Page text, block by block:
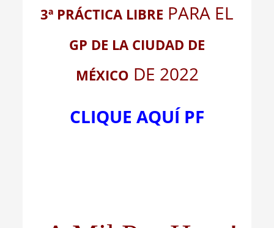
3ª PRÁCTICA LIBRE PARA EL
GP DE LA CIUDAD DE
MÉXICO DE 2022
CLIQUE AQUÍ PF